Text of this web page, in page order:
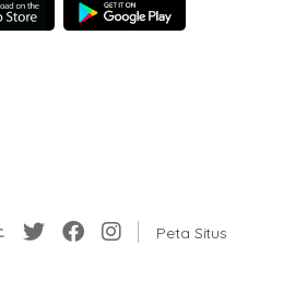
Peta Situs